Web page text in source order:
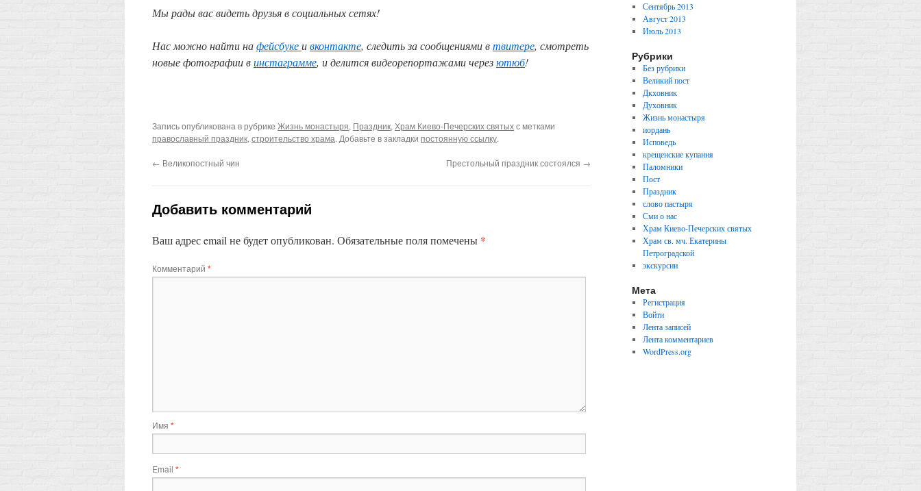
Мы рады вас видеть друзья в социальных сетях!
Нас можно найти нафейсбукеивконтакте, следить за сообщениями втвитере, смотреть
новые фотографии винстаграмме, и делится видеорепортажами черезютюб!
Запись опубликована в рубрике Жизнь монастыря, Праздник, Храм Киево-Печерских святыхс метками
православный праздник, строительство храма. Добавьте в закладки постоянную ссылку.
← Великопостный чин Престольный праздник состоялся →
Добавить комментарий
Ваш адрес email не будет опубликован. Обязательные поля помечены *
Комментарий *
Имя *
Email *
Сентябрь 2013
Август 2013
Июль 2013
Рубрики
Без рубрики
Великий пост
Дкховник
Духовник
Жизнь монастыря
иордань
Исповедь
крещенские купания
Паломники
Пост
Праздник
слово пастыря
Сми о нас
Храм Киево-Печерских святых
Храм св. мч. Екатерины
Петроградской
экскурсии
Мета
Регистрация
Войти
Лента записей
Лента комментариев
WordPress.org